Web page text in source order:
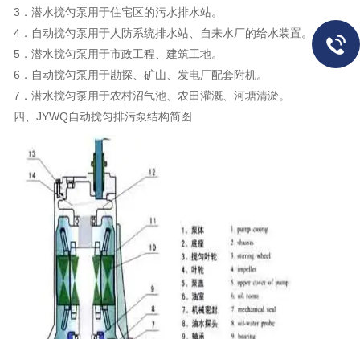
3．潜水搅匀泵用于住宅区的污水排水站。
4． 自动搅匀泵用于人防系统排水站、自来水厂的给水装置。
5．潜水搅匀泵用于市政工程、建筑工地。
6． 自动搅匀泵用于勘探、矿山、发电厂配套附机。
7．潜水搅匀泵用于农村沼气池、农田灌溉、河塘清淤。
四、JYWQ自动搅匀排污泵结构简图